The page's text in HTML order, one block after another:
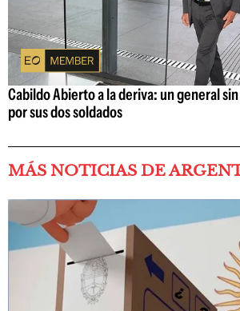
Cabildo Abierto a la deriva: un general
por sus dos soldados
MÁS NOTICIAS DE